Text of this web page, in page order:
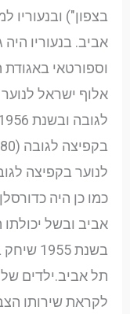
בצפון") ובנעוריו
אביב. בנעוריו
וספורטאי באגודת
אלוף ישראל
כמו כן היה
אביב ובשל
בשנת
תל אביב.ילדים של
לקראת שירותו